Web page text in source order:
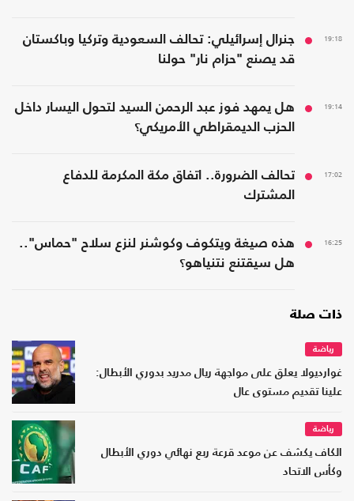
19:18
جنرال إسرائيلي: تحالف السعودية وتركيا وباكستان
قد يصنع "حزام نار" حولنا
19:14
هل يمهد فوز عبد الرحمن السيد لتحول اليسار داخل
الحزب الديمقراطي الأمريكي؟
17:02
تحالف الضرورة.. اتفاق مكة المكرمة للدفاع
المشترك
16:25
هذه صيغة ويتكوف وكوشنر لنزع سلاح "حماس"..
هل سيقتنع نتنياهو؟
ذات صلة
رياضة
غوارديولا يعلق على مواجهة ريال مدريد بدوري الأبطال:
علينا تقديم مستوى عال
رياضة
الكاف يكشف عن موعد قرعة ربع نهائي دوري الأبطال
وكأس الاتحاد